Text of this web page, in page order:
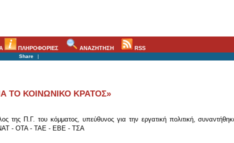
ΠΛΗΡΟΦΟΡΙΕΣ ΑΝΑΖΗΤΗΣΗ RSS
Share |
ΤΟ ΚΟΙΝΩΝΙΚΟ ΚΡΑΤΟΣ»
Π.Γ. του κόμματος, υπεύθυνος για την εργατική πολιτική,
ΝΑΤ - ΟΤΑ - ΤΑΕ - ΕΒΕ - ΤΣΑ